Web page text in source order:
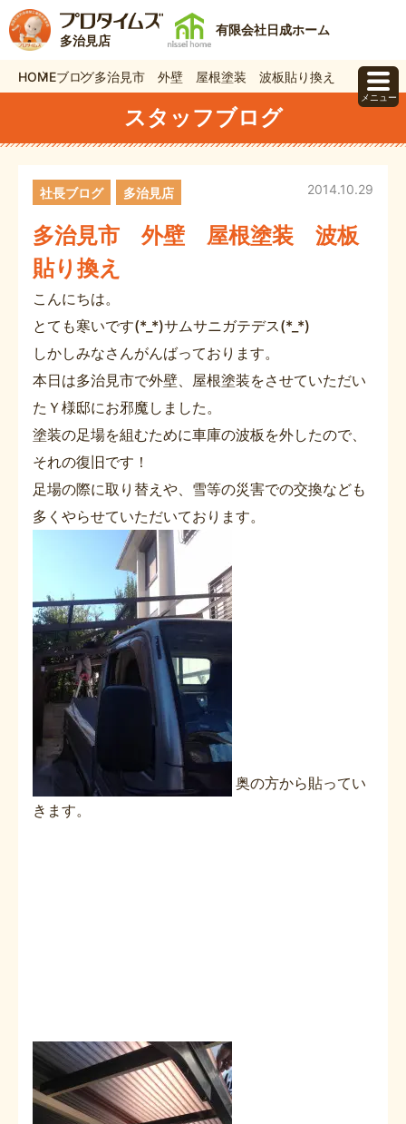
多治見店
有限会社日成ホーム
HOMEブログ多治見市 外壁 屋根塗装 波板貼り換え
スタッフブログ
多治見市 外壁 屋根塗装 波板
貼り換え
2014.10.29
社長ブログ 多治見店
こんにちは。
とても寒いです(*_*)サムサニガテデス(*_*)
しかしみなさんがんばっております。
本日は多治見市で外壁、屋根塗装をさせていただい
たＹ様邸にお邪魔しました。
塗装の足場を組むために車庫の波板を外したので、
それの復旧です！
足場の際に取り替えや、雪等の災害での交換なども
多くやらせていただいております。
奥の方から貼ってい
きます。
メニュー